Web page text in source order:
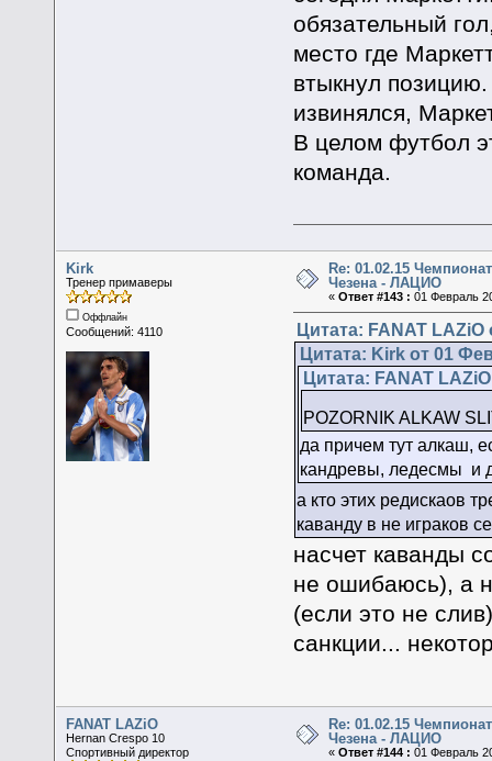
обязательный
место где
втыкнул
извинялся,
В целом футбол
команда.
Kirk
Тренер примаверы
Оффлайн
Сообщений: 4110
Re: 01.02.15
Чезена - ЛАЦИО
«Ответ #143 : 01 Февраль
Цитата: FANAT
Цитата: Kirk от 01
Цитата: FANAT
POZORNIK ALKAW
да причем тут алкаш,
кандревы, ледесмы и
а кто этих редискаов
каванду в не играков
насчет каванды
не ошибаюсь), а
(если это не
санкции...
FANAT LAZiO
Hernan Crespo 10
Спортивный директор
Re: 01.02.15
Чезена - ЛАЦИО
«Ответ #144 : 01 Февраль